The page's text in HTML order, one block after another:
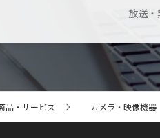
放送・
品・サービス カメラ・映像機器